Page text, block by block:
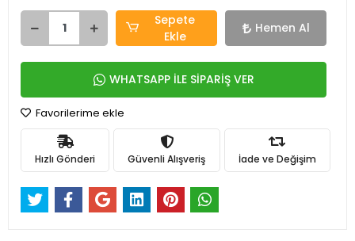
Sepete
Ekle
Hemen Al
WHATSAPP İLE SİPARİŞ VER
Favorilerime ekle
Hızlı Gönderi Güvenli Alışveriş İade ve Değişim